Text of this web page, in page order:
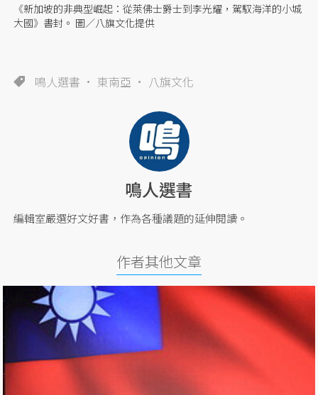
《新加坡的非典型崛起：從萊佛士爵士到李光耀，駕馭海洋的小城
大國》書封。 圖／八旗文化提供
鳴人選書 東南亞 八旗文化
鳴人選書
編輯室嚴選好文好書，作為各種議題的延伸閱讀。
作者其他文章